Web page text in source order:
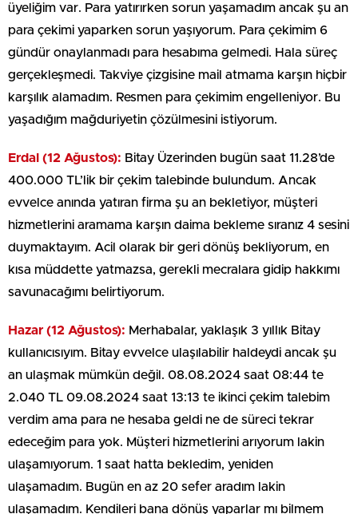
üyeliğim var. Para yatırırken sorun yaşamadım ancak şu an
para çekimi yaparken sorun yaşıyorum. Para çekimim 6
gündür onaylanmadı para hesabıma gelmedi. Hala süreç
gerçekleşmedi. Takviye çizgisine mail atmama karşın hiçbir
karşılık alamadım. Resmen para çekimim engelleniyor. Bu
yaşadığım mağduriyetin çözülmesini istiyorum.
Erdal (12 Ağustos): Bitay Üzerinden bugün saat 11.28’de
400.000 TL’lik bir çekim talebinde bulundum. Ancak
evvelce anında yatıran firma şu an bekletiyor, müşteri
hizmetlerini aramama karşın daima bekleme sıranız 4 sesini
duymaktayım. Acil olarak bir geri dönüş bekliyorum, en
kısa müddette yatmazsa, gerekli mecralara gidip hakkımı
savunacağımı belirtiyorum.
Hazar (12 Ağustos): Merhabalar, yaklaşık 3 yıllık Bitay
kullanıcısıyım. Bitay evvelce ulaşılabilir haldeydi ancak şu
an ulaşmak mümkün değil. 08.08.2024 saat 08:44 te
2.040 TL 09.08.2024 saat 13:13 te ikinci çekim talebim
verdim ama para ne hesaba geldi ne de süreci tekrar
edeceğim para yok. Müşteri hizmetlerini arıyorum lakin
ulaşamıyorum. 1 saat hatta bekledim, yeniden
ulaşamadım. Bugün en az 20 sefer aradım lakin
ulaşamadım. Kendileri bana dönüş yaparlar mı bilmem